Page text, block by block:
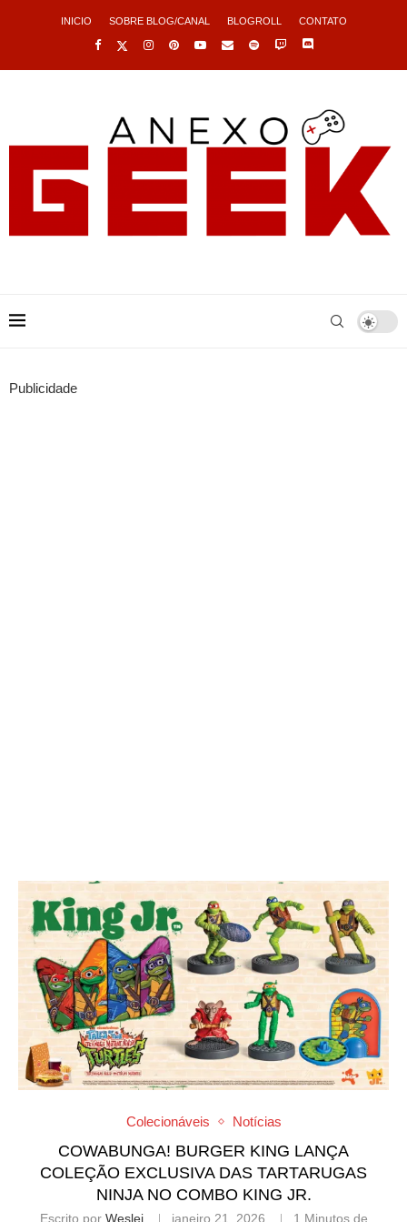
INICIO SOBRE BLOG/CANAL BLOGROLL CONTATO
Publicidade
Colecionáveis Notícias
COWABUNGA! BURGER KING LANÇA
COLEÇÃO EXCLUSIVA DAS TARTARUGAS
NINJA NO COMBO KING JR.
Escrito por Weslei janeiro 21, 2026
1 Minutos de